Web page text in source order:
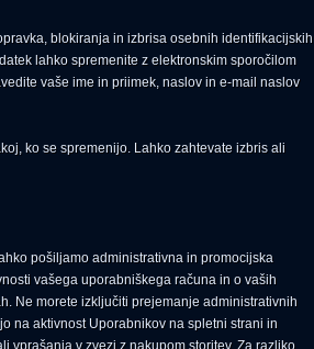
blokiranja in izbrisa osebnih identifikacijskih
lahko spremenite z elektronskim sporočilom
vaše ime in priimek, naslov in e-mail naslov
ko se spremenijo. Lahko zahtevate izbris ali
pošiljamo administrativna in promocijska
vašega uporabniškega računa in o vaših
Ne morete izključiti prejemanje administrativnih
na aktivnost Uporabnikov na spletni strani in
vprašanja v zvezi z nakupom storitev. Za razliko